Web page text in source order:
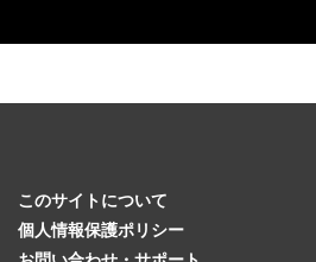
このサイトについて
個人情報保護ポリシー